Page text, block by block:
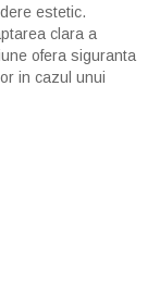
estetic.
clara a
ofera siguranta
in cazul unui